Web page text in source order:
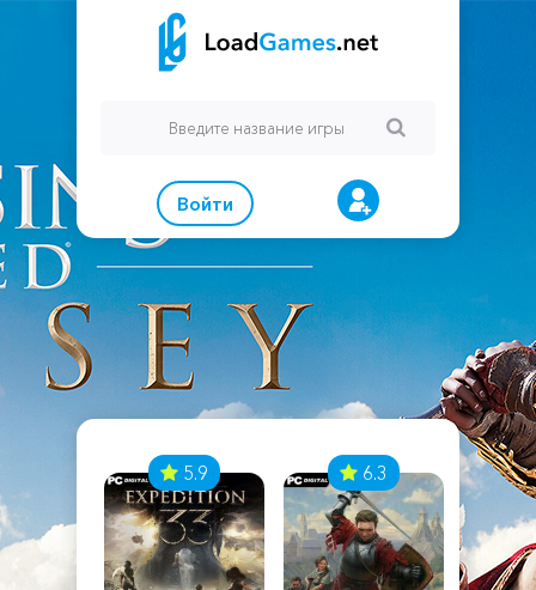
Войти
5.9 6.3